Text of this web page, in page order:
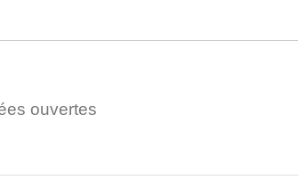
ouvertes